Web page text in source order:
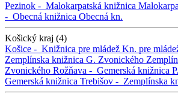
Pezinok - Malokarpatská knižnica
- Obecná knižnica Obecná kn.
Košický kraj (4)
Košice - Knižnica pre mládež Kn. pre
Zemplínska knižnica G. Zvonického
Zvonického Rožňava - Gemerská knižnica
Gemerská knižnica Trebišov - Zemplínska